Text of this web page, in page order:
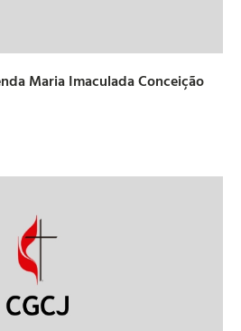
Maria Imaculada Conceição